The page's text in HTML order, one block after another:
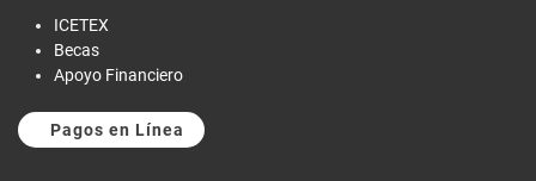
ICETEX
Becas
Apoyo Financiero
Pagos en Línea